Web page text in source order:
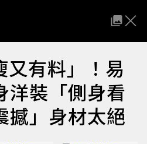
又有料」！易
洋裝「側身看
撼」身材太絕